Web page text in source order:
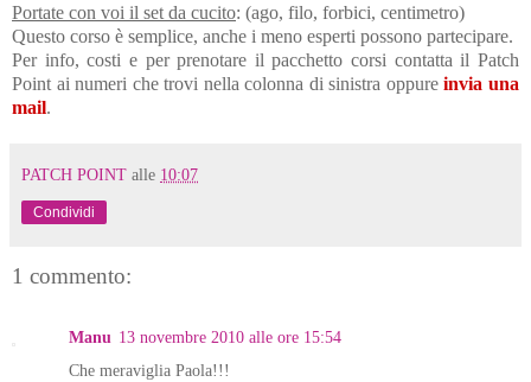
Portate con voi il set da cucito: (ago, filo, forbici, centimetro)
Questo corso è semplice, anche i meno esperti possono partecipare.
Per info, costi e per prenotare il pacchetto corsi contatta il Patch
Point ai numeri che trovi nella colonna di sinistra oppureinvia una
mail.
PATCH POINT alle 10:07
Condividi
1 commento:
Manu 13 novembre 2010 alle ore 15:54
Che meraviglia Paola!!!